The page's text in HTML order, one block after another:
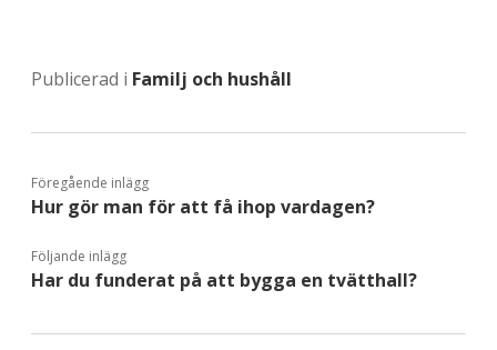
Publicerad i Familj och hushåll
Föregående inlägg
Hur gör man för att få ihop vardagen?
Följande inlägg
Har du funderat på att bygga en tvätthall?